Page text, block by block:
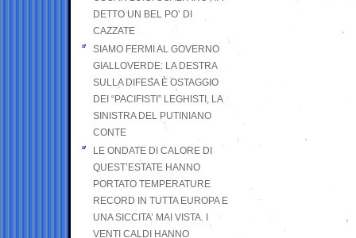
DETTO UN BEL PO’ DI
CAZZATE
SIAMO FERMI AL GOVERNO
GIALLOVERDE: LA DESTRA
SULLA DIFESA È OSTAGGIO
DEI “PACIFISTI” LEGHISTI, LA
SINISTRA DEL PUTINIANO
CONTE
LE ONDATE DI CALORE DI
QUEST’ESTATE HANNO
PORTATO TEMPERATURE
RECORD IN TUTTA EUROPA E
UNA SICCITA’ MAI VISTA. I
VENTI CALDI HANNO